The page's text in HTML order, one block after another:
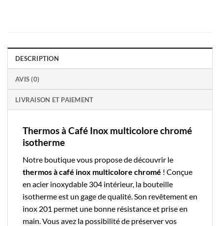
DESCRIPTION
AVIS (0)
LIVRAISON ET PAIEMENT
Thermos à Café Inox multicolore chromé
isotherme
Notre boutiquevous propose de découvrir le
thermos à café inox multicolore chromé ! Conçue
en acier inoxydable 304 intérieur, la bouteille
isothermeest un gage de qualité. Son revêtement en
inox 201 permet une bonne résistance et prise en
main. Vous avez la possibilité de préserver vos